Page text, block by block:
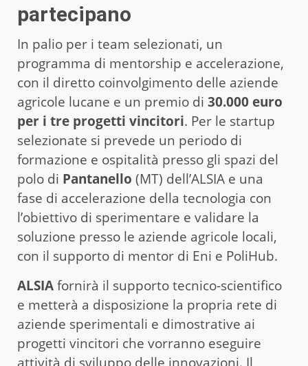
partecipano
In palio per i team selezionati, un
programma di mentorship e accelerazione,
con il diretto coinvolgimento delle aziende
agricole lucane e un premio di 30.000 euro
per i tre progetti vincitori. Per le startup
selezionate si prevede un periodo di
formazione e ospitalità presso gli spazi del
polo di Pantanello (MT) dell’ALSIA e una
fase di accelerazione della tecnologia con
l’obiettivo di sperimentare e validare la
soluzione presso le aziende agricole locali,
con il supporto di mentor di Eni e PoliHub.
ALSIAfornirà il supporto tecnico-scientifico
e metterà a disposizione la propria rete di
aziende sperimentali e dimostrative ai
progetti vincitori che vorranno eseguire
attività di sviluppo delle innovazioni. Il